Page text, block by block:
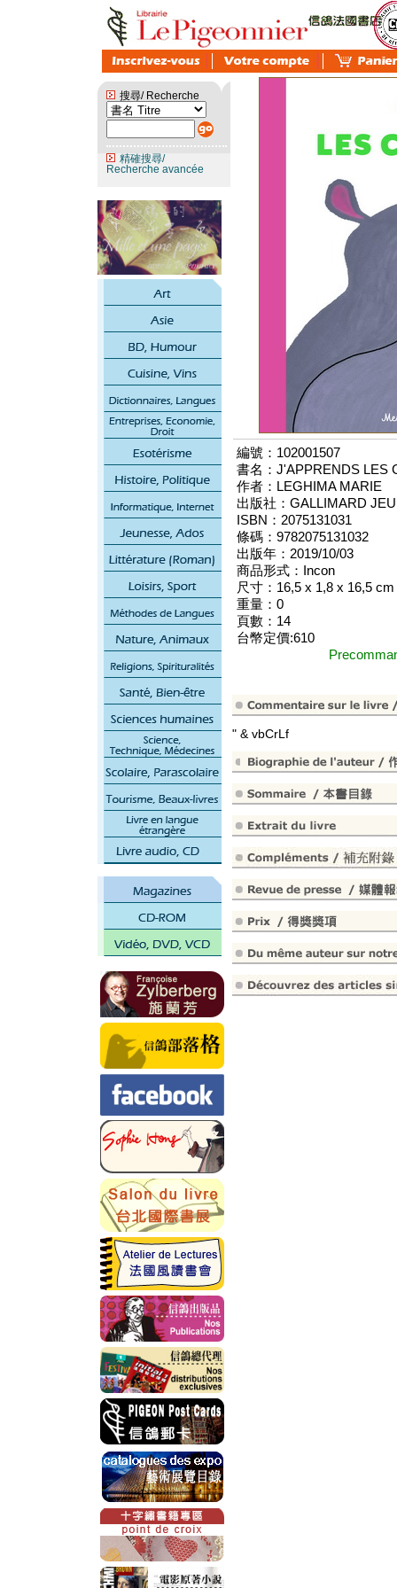
搜尋/ Recherche
精確搜尋/
Recherche avancée
編號：102001507
書名：J'APPRENDS LES
作者：LEGHIMA MARIE
出版社：GALLIMARD
ISBN：2075131031
條碼：9782075131032
出版年：2019/10/03
商品形式：Incon
尺寸：16,5 x 1,8 x 16,5 cm
重量：0
頁數：14
台幣定價:610
" & vbCrLf